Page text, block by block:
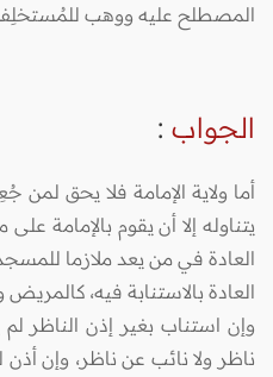
المصطلح عليه ووهب للمُستخلِف
الجواب :
أما ولاية الإمامة فلا يحق لمن
يتناوله إلا أن يقوم بالإمامة
العادة في من يعد ملازما
العادة بالاستنابة فيه،
وإن استناب بغير إذن الناظر
ناظر ولا نائب عن ناظر، وإن أذن